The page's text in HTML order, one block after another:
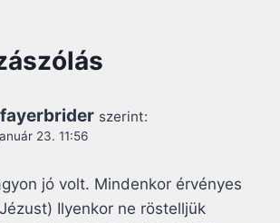
szerint:
23. 11:56
jó volt. Mindenkor érvényes
Ilyenkor ne röstelljük